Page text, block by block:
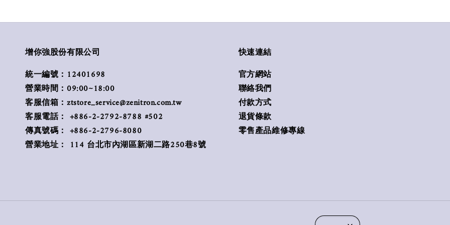
增你強股份有限公司
統一編號：12401698
營業時間：09:00~18:00
客服信箱：ztstore_service@zenitron.com.tw
客服電話： +886-2-2792-8788 #502
傳真號碼： +886-2-2796-8080
營業地址： 114 台北市內湖區新湖二路250巷8號
快速連結
官方網站
聯絡我們
付款方式
退貨條款
零售產品維修專線